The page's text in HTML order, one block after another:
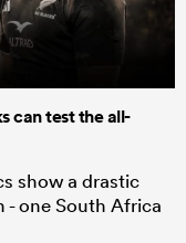
can test the all-
show a drastic
- one South Africa